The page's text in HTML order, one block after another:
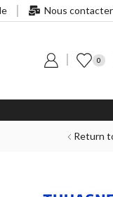
Nous contacter
0
Return